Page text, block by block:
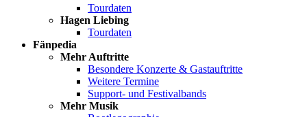
Tourdaten
Hagen Liebing
Tourdaten
Fänpedia
Mehr Auftritte
Besondere Konzerte & Gastauftritte
Weitere Termine
Support- und Festivalbands
Mehr Musik